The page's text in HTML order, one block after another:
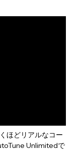
ほどリアルなコー
Unlimitedで